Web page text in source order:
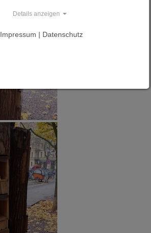
Details anzeigen
Impressum | Datenschutz